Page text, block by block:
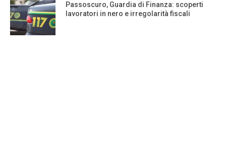
Passoscuro, Guardia di Finanza: scoperti
lavoratori in nero e irregolarità fiscali